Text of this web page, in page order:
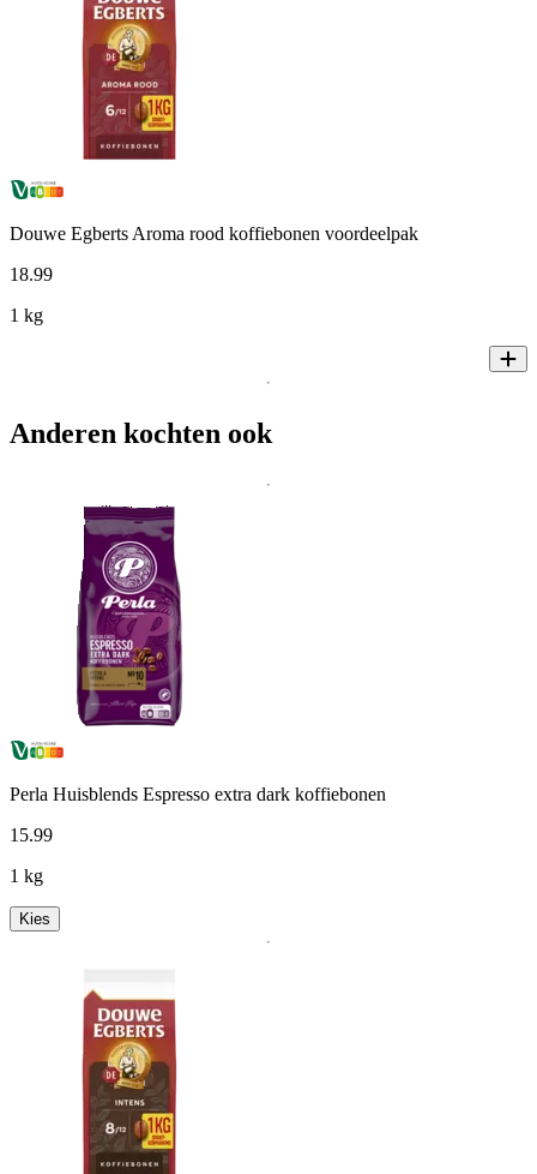
Douwe Egberts Aroma rood koffiebonen voordeelpak
18.99
1 kg
Anderen kochten ook
Perla Huisblends Espresso extra dark koffiebonen
15.99
1 kg
Kies